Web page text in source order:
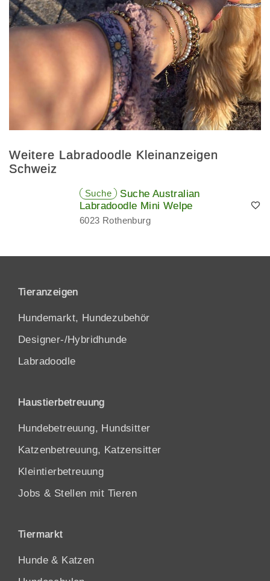
Weitere Labradoodle Kleinanzeigen
Schweiz
Suche
Suche Australian
Labradoodle Mini Welpe
6023 Rothenburg
Tieranzeigen
Hundemarkt, Hundezubehör
Designer-/Hybridhunde
Labradoodle
Haustierbetreuung
Hundebetreuung, Hundsitter
Katzenbetreuung, Katzensitter
Kleintierbetreuung
Jobs & Stellen mit Tieren
Tiermarkt
Hunde & Katzen